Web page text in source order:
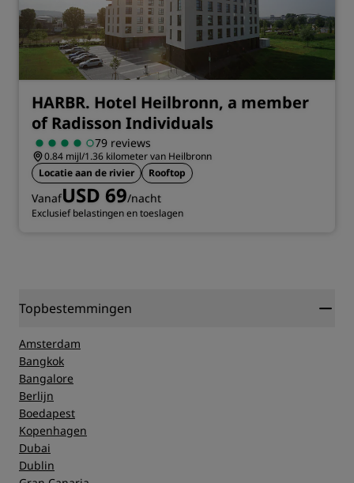
HARBR. Hotel Heilbronn, a member
of Radisson Individuals
79 reviews
0.84 mijl/1.36 kilometer van Heilbronn
Locatie aan de rivier
Rooftop
VanafUSD 69/nacht
Exclusief belastingen en toeslagen
Topbestemmingen
Amsterdam
Bangkok
Bangalore
Berlijn
Boedapest
Kopenhagen
Dubai
Dublin